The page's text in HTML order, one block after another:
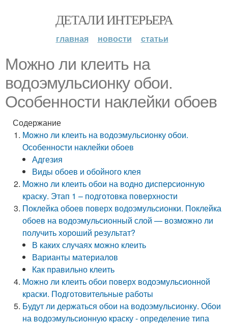
ДЕТАЛИ ИНТЕРЬЕРА
главная новости статьи
Можно ли клеить на
водоэмульсионку обои.
Особенности наклейки обоев
Содержание
Можно ли клеить на водоэмульсионку обои.
Особенности наклейки обоев
Адгезия
Виды обоев и обойного клея
Можно ли клеить обои на водно дисперсионную
краску. Этап 1 – подготовка поверхности
Поклейка обоев поверх водоэмульсионки. Поклейка
обоев на водоэмульсионный слой — возможно ли
получить хороший результат?
В каких случаях можно клеить
Варианты материалов
Как правильно клеить
Можно ли клеить обои поверх водоэмульсионной
краски. Подготовительные работы
Будут ли держаться обои на водоэмульсионку. Обои
на водоэмульсионную краску - определение типа